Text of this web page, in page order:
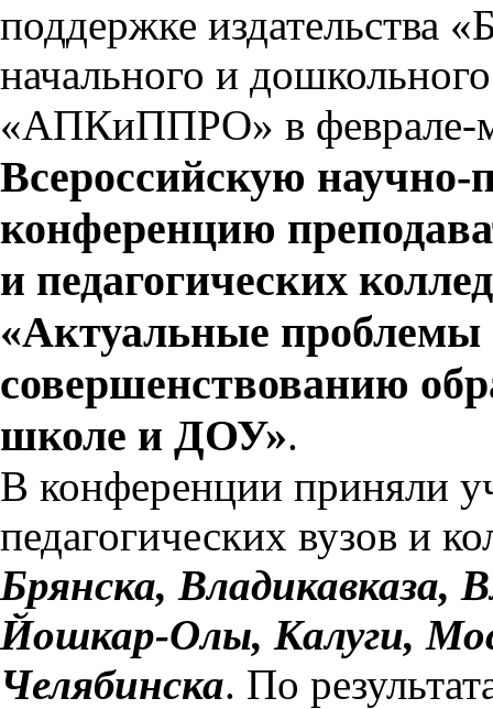
поддержке издательства
начального и
«АПКиППРО» в феврале-
Всероссийскую
конференцию
и педагогических
«Актуальные проблемы
совершенствованию
школе и ДОУ».
В конференции приняли
педагогических вузов и
Брянска, Владикавказа,
Йошкар-Олы, Калуги,
Челябинска. По